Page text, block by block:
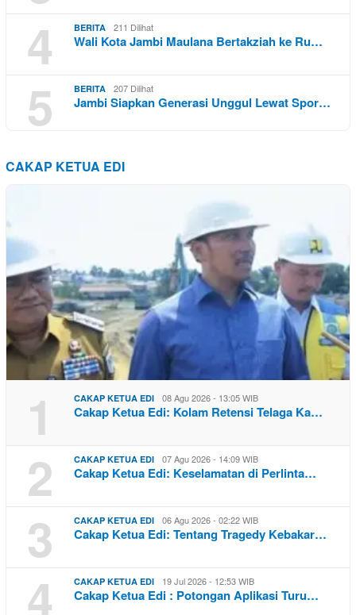
4
BERITA 211 Dilihat
Wali Kota Jambi Maulana Bertakziah ke Ru…
5 BERITA 207 Dilihat
Jambi Siapkan Generasi Unggul Lewat Spor…
CAKAP KETUA EDI
1 CAKAP KETUA EDI 08 Agu 2026 - 13:05 WIB
Cakap Ketua Edi: Kolam Retensi Telaga Ka…
2 CAKAP KETUA EDI 07 Agu 2026 - 14:09 WIB
Cakap Ketua Edi: Keselamatan di Perlinta…
3 CAKAP KETUA EDI 06 Agu 2026 - 02:22 WIB
Cakap Ketua Edi: Tentang Tragedy Kebakar…
4 CAKAP KETUA EDI 19 Jul 2026 - 12:53 WIB
Cakap Ketua Edi : Potongan Aplikasi Turu…